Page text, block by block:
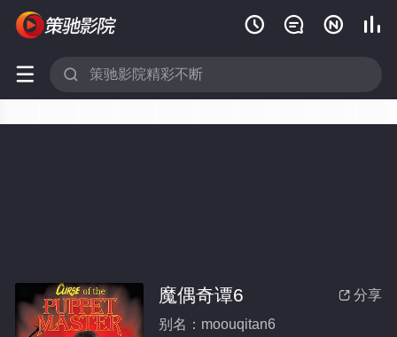
   
 
 分享
魔偶奇谭6
别名：moouqitan6